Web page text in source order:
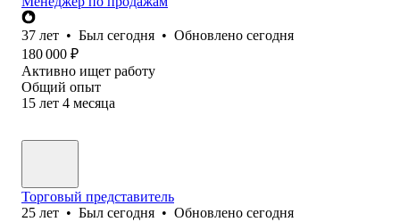
37 лет • Был сегодня • Обновлено сегодня
180 000 ₽
Активно ищет работу
Общий опыт
15 лет 4 месяца
Торговый представитель
25 лет • Был сегодня • Обновлено сегодня